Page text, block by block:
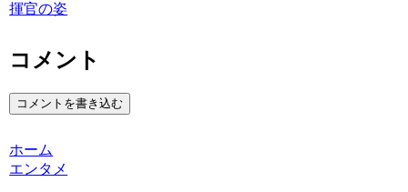
揮官の姿
コメント
コメントを書き込む
ホーム
エンタメ